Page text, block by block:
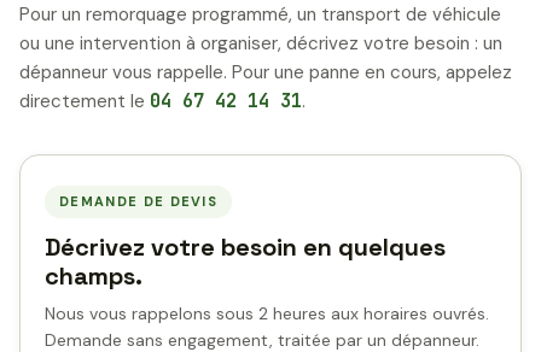
Pour un remorquage programmé, un transport de véhicule
ou une intervention à organiser, décrivez votre besoin : un
dépanneur vous rappelle. Pour une panne en cours, appelez
directement le 04 67 42 14 31.
DEMANDE DE DEVIS
Décrivez votre besoin en quelques
champs.
Nous vous rappelons sous 2 heures aux horaires ouvrés.
Demande sans engagement, traitée par un dépanneur.